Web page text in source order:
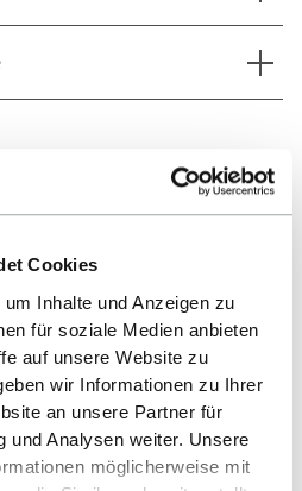
Cookies
Inhalte und Anzeigen zu
für soziale Medien anbieten
auf unsere Website zu
wir Informationen zu Ihrer
an unsere Partner für
und Analysen weiter. Unsere
möglicherweise mit